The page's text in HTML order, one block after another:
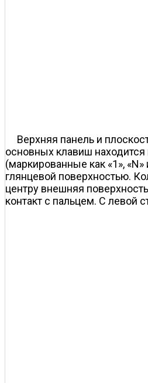
Верхняя панель и
основных клавиш находится
(маркированные как «1»,
глянцевой поверхностью.
центру внешняя
контакт с пальцем. С левой